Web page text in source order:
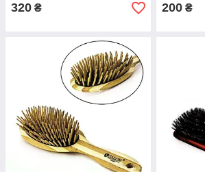
320 ₴ 200 ₴